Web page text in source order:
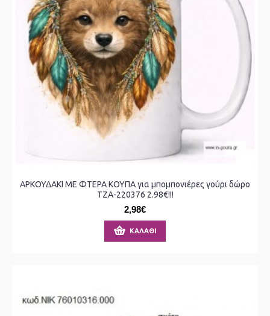
ΑΡΚΟΥΔΑΚΙ ΜΕ ΦΤΕΡΑ ΚΟΥΠΑ για μπομπονιέρες γούρι δώρο
ΤΖΑ-220376 2.98€!!!
2,98€
ΚΑΛΆΘΙ